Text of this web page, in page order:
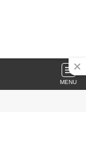
MENU